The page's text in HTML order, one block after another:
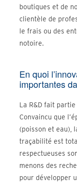
boutiques et de
clientèle de
le frais ou des
notoire.
En quoi
importantes
La R&D fait partie
Convaincu que
(poisson et eau),
traçabilité est
respectueuses
menons des
pour développer